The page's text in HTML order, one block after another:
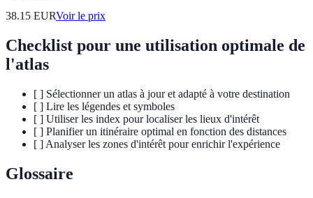
38.15 EURVoir le prix
Checklist pour une utilisation optimale de
l'atlas
[ ] Sélectionner un atlas à jour et adapté à votre destination
[ ] Lire les légendes et symboles
[ ] Utiliser les index pour localiser les lieux d'intérêt
[ ] Planifier un itinéraire optimal en fonction des distances
[ ] Analyser les zones d'intérêt pour enrichir l'expérience
Glossaire